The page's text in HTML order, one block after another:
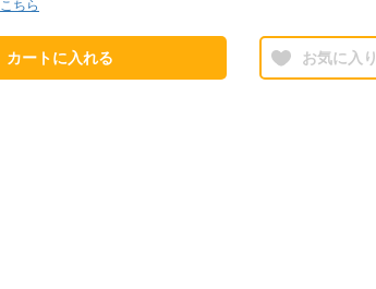
こちら
カートに入れる お気に入り